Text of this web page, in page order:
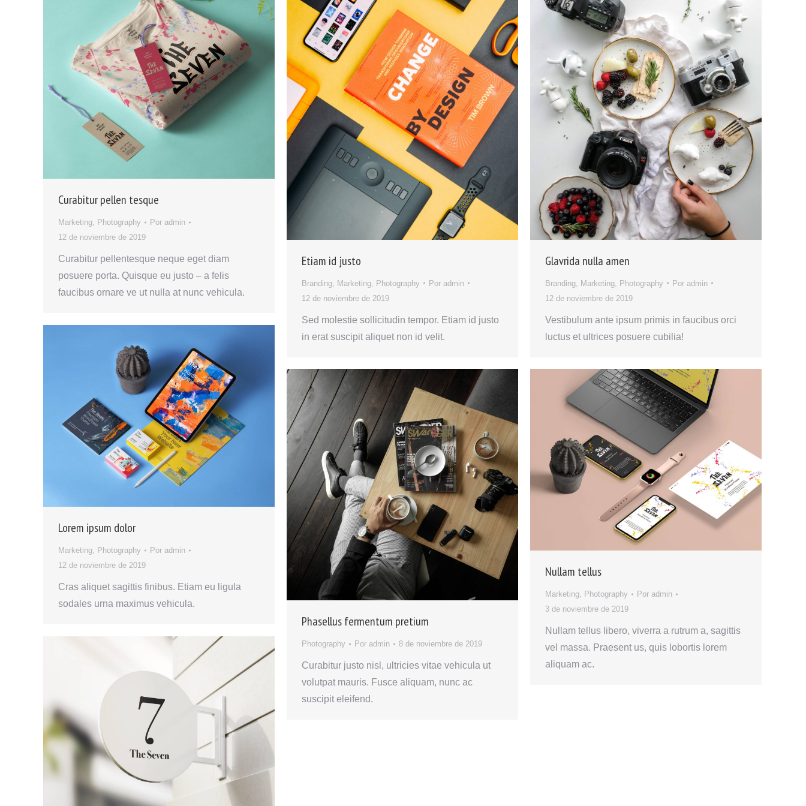
Curabitur pellen tesque
Marketing, Photography Por admin
12 de noviembre de 2019
Curabitur pellentesque neque eget diam
posuere porta. Quisque eu justo – a felis
faucibus ornare ve ut nulla at nunc vehicula.
Etiam id justo
Branding Marketing Photography Por admin
12 de noviembre de 2019
Sed molestie sollicitudin tempor. Etiam id justo
in erat suscipit aliquet non id velit.
Glavrida nulla amen
Branding Marketing Photography Por admin
12 de noviembre de 2019
Vestibulum ante ipsum primis in faucibus orci
luctus et ultrices posuere cubilia!
Lorem ipsum dolor
Marketing, Photography Por admin
12 de noviembre de 2019
Cras aliquet sagittis finibus. Etiam eu ligula
sodales urna maximus vehicula.
Phasellus fermentum pretium
Photography Por admin 8 de noviembre de 2019
Curabitur justo nisl, ultricies vitae vehicula ut
volutpat mauris. Fusce aliquam, nunc ac
suscipit eleifend.
Nullam tellus
Marketing, Photography Por admin
3 de noviembre de 2019
Nullam tellus libero, viverra a rutrum a, sagittis
vel massa. Praesent us, quis lobortis lorem
aliquam ac.